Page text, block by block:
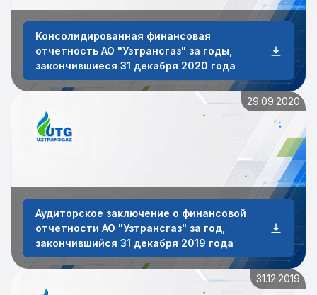
Консолидированная финансовая
отчетность АО "Узтрансгаз" за годы,
закончившиеся 31 декабря 2020 года
29.09.2020
Аудиторское заключение о финансовой
отчетности АО "Узтрансгаз" за год,
закончившийся 31 декабря 2019 года
31.12.2019